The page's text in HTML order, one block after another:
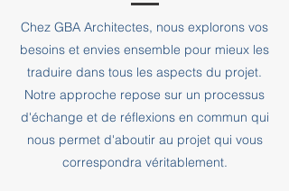
Chez GBA Architectes, nous explorons vos
besoins et envies ensemble pour mieux les
traduire dans tous les aspects du projet.
Notre approche repose sur un processus
d'échange et de réflexions en commun qui
nous permet d'aboutir au projet qui vous
correspondra véritablement.